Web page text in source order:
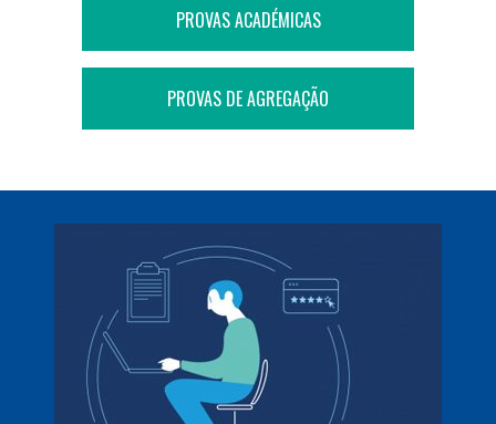
PROVAS ACADÉMICAS
PROVAS DE AGREGAÇÃO